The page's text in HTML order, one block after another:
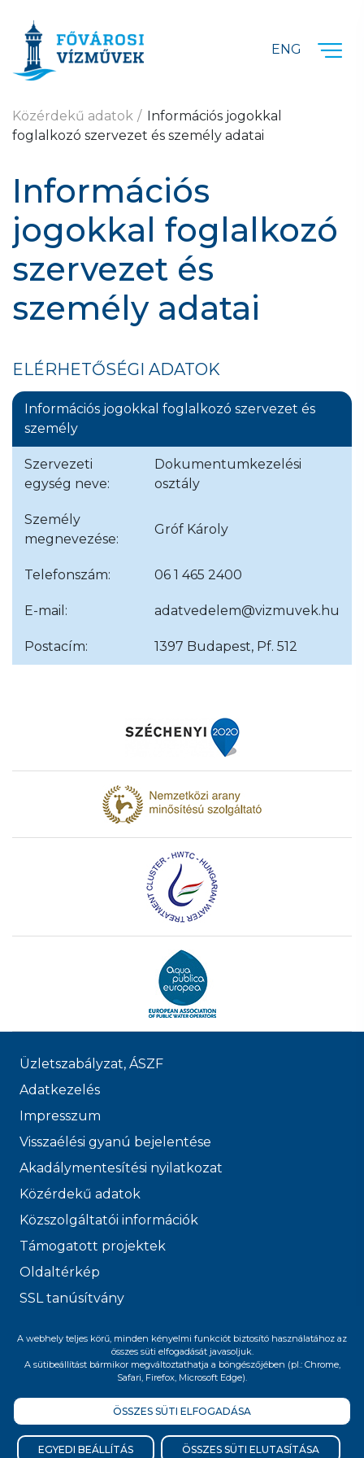
ENG
Közérdekű adatok
Információs jogokkal
foglalkozó szervezet és személy adatai
Információs
jogokkal foglalkozó
szervezet és
személy adatai
ELÉRHETŐSÉGI ADATOK
Információs jogokkal foglalkozó szervezet és
személy
Szervezeti
egység neve:
Dokumentumkezelési
osztály
Személy
megnevezése:
Gróf Károly
Telefonszám: 06 1 465 2400
E-mail: adatvedelem@vizmuvek.hu
Postacím: 1397 Budapest, Pf. 512
Üzletszabályzat, ÁSZF
Adatkezelés
Impresszum
Visszaélési gyanú bejelentése
Akadálymentesítési nyilatkozat
Közérdekű adatok
Közszolgáltatói információk
Támogatott projektek
Oldaltérkép
SSL tanúsítvány
© 2026 FŐVÁROSI
VÍZMŰVEK
Felnőttképzési nyilvántartási szám:
B/2020/005400
A webhely teljes körű, minden kényelmi funkciót biztosító használatához az
összes süti elfogadását javasoljuk.
A sütibeállítást bármikor megváltoztathatja a böngészőjében (pl.: Chrome,
Safari, Firefox, Microsoft Edge).
ÖSSZES SÜTI ELFOGADÁSA
EGYEDI BEÁLLÍTÁS ÖSSZES SÜTI ELUTASÍTÁSA